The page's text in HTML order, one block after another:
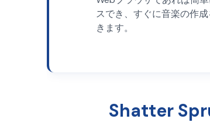
スでき、すぐに音楽の作
きます。
Shatter